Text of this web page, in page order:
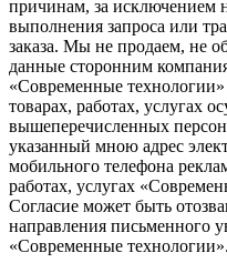
причинам, за исключением
выполнения запроса или
заказа. Мы не продаем, не
данные сторонним
«Современные
товарах, работах, услугах
вышеперечисленных
указанный мною адрес
мобильного телефона
работах, услугах
Согласие может быть
направления письменного
«Современные технологии».